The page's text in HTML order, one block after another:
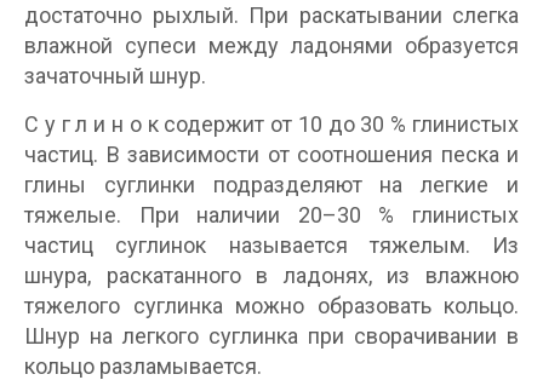
достаточно рыхлый. При раскатывании слегка
влажной супеси между ладонями образуется
зачаточный шнур.
С у г л и н о к содержит от 10 до 30 % глинистых
частиц. В зависимости от соотношения песка и
глины суглинки подразделяют на легкие и
тяжелые. При наличии 20–30 % глинистых
частиц суглинок называется тяжелым. Из
шнура, раскатанного в ладонях, из влажною
тяжелого суглинка можно образовать кольцо.
Шнур на легкого суглинка при сворачивании в
кольцо разламывается.